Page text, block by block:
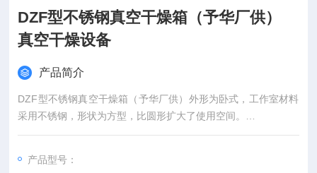
DZF型不锈钢真空干燥箱（予华厂供）
真空干燥设备
产品简介
DZF型不锈钢真空干燥箱（予华厂供）外形为卧式，工作室材料
采用不锈钢，形状为方型，比圆形扩大了使用空间。
环绕室外加热使温度更均匀，避免了有机物品与明火的接触，而
确、精度高等特点。
产品型号：